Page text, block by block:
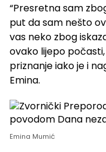
“Presretna sam
put da sam nešto
vas neko zbog
ovako lijepo
priznanje iako je i
Emina.
Emina Mumić